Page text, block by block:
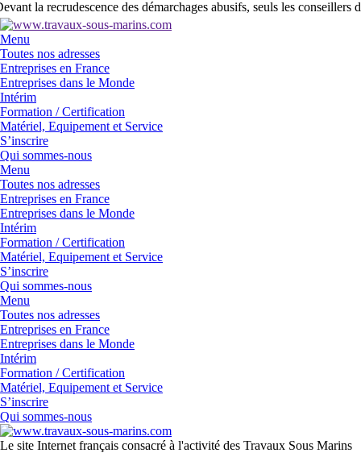
la recrudescence des démarchages abusifs, seuls les
Menu
Toutes nos adresses
Entreprises en France
Entreprises dans le Monde
Intérim
Formation / Certification
Matériel, Equipement et Service
S’inscrire
Qui sommes-nous
Menu
Toutes nos adresses
Entreprises en France
Entreprises dans le Monde
Intérim
Formation / Certification
Matériel, Equipement et Service
S’inscrire
Qui sommes-nous
Menu
Toutes nos adresses
Entreprises en France
Entreprises dans le Monde
Intérim
Formation / Certification
Matériel, Equipement et Service
S’inscrire
Qui sommes-nous
Le site Internet français consacré à l'activité des Travaux Sous Marins